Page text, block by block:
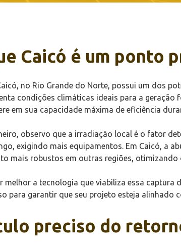
Caicó é um ponto
no Rio Grande do Norte, possui um dos
condições climáticas ideais para a
em sua capacidade máxima de eficiência
observo que a irradiação local é o fator
exigindo mais equipamentos. Em Caicó, a
mais robustos em outras regiões,
melhor a tecnologia que viabiliza essa captura
para garantir que seu projeto esteja alinhado
preciso do